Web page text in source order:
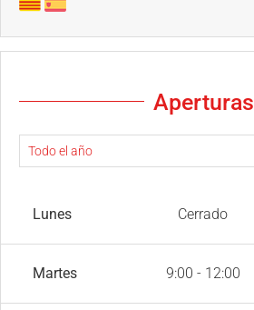
Aperturas
Lunes Cerrado
Martes 9:00 - 12:00